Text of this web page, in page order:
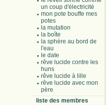
un coup d'électricité
mon pote bouffe mes
potes
la mutation
la boîte
la sphère au bord de
l'eau
le date
rêve lucide contre les
huns
rêve lucide à lille
rêve lucide avec mon
père
liste des membres